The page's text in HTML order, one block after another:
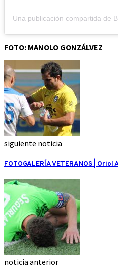
FOTO: MANOLO GONZÁLVEZ
siguiente noticia
FOTOGALERÍA VETERANOS |
noticia anterior